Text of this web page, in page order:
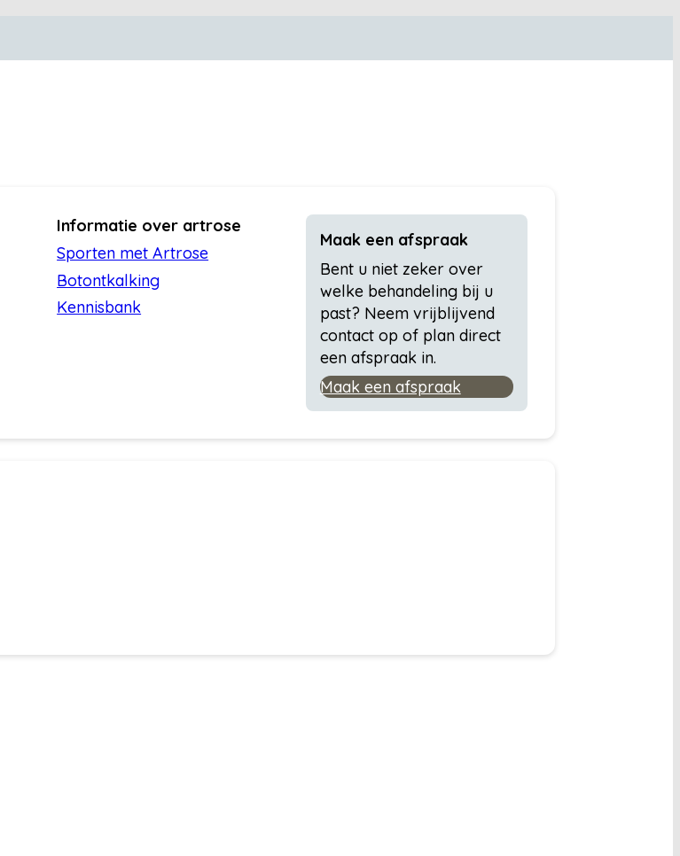
Informatie over artrose
Sporten met Artrose
Botontkalking
Kennisbank
Maak een afspraak
Bent u niet zeker over
welke behandeling bij u
past? Neem vrijblijvend
contact op of plan direct
een afspraak in.
Maak een afspraak